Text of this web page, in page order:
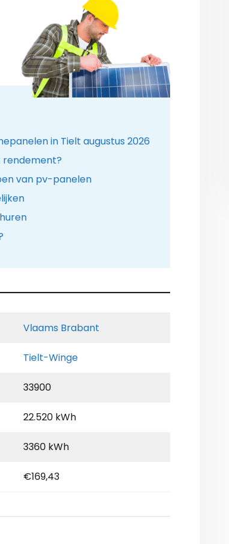
in Tielt augustus 2026
rendement?
van pv-panelen
Vlaams Brabant
Tielt-Winge
33900
22.520 kWh
3360 kWh
€169,43